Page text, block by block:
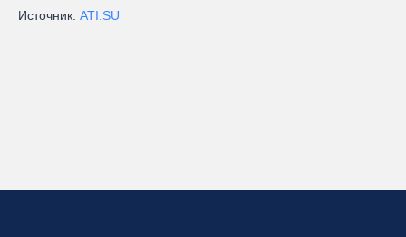
Источник: ATI.SU